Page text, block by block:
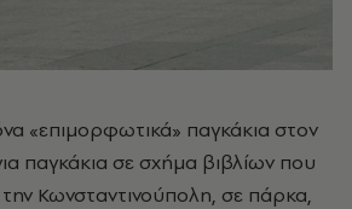
«επιμορφωτικά» παγκάκια στον
παγκάκια σε σχήμα βιβλίων που
Κωνσταντινούπολη, σε πάρκα,